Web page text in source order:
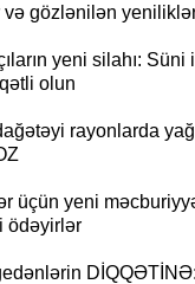
və gözlənilən
yeni silahı:
olun
rayonlarda
üçün yeni
ödəyirlər
DİQQƏTİNƏ: